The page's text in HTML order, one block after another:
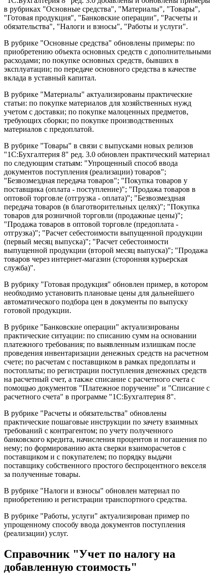
в рубриках "Основные средства", "Материалы", "Товары",
"Готовая продукция", "Банковские операции", "Расчеты и
обязательства", "Налоги и взносы", "Работы и услуги".
В рубрике "Основные средства" обновлены примеры: по
приобретению объекта основных средств с дополнительными
расходами; по покупке основных средств, бывших в
эксплуатации; по передаче основного средства в качестве
вклада в уставный капитал.
В рубрике "Материалы" актуализированы практические
статьи: по покупке материалов для хозяйственных нужд
учетом с доставки; по покупке малоценных предметов,
требующих сборки; по покупке производственных
материалов с предоплатой.
В рубрике "Товары" в связи с выпусками новых релизов
"1С:Бухгалтерия 8" ред. 3.0 обновлен практический материал
по следующим статьям: "Упрощенный способ ввода
документов поступления (реализации) товаров";
"Безвозмездная передача товаров"; "Покупка товаров у
поставщика (оплата - поступление)"; "Продажа товаров в
оптовой торговле (отгрузка - оплата)"; "Безвозмездная
передача товаров (в благотворительных целях)"; "Покупка
товаров для розничной торговли (продажные цены)";
"Продажа товаров в оптовой торговле (предоплата -
отгрузка)"; "Расчет себестоимости выпущенной продукции
(первый месяц выпуска)"; "Расчет себестоимости
выпущенной продукции (второй месяц выпуска)"; "Продажа
товаров через интернет-магазин (сторонняя курьерская
служба)".
В рубрику "Готовая продукция" обновлен пример, в котором
необходимо установить плановые цены для дальнейшего
автоматического подбора цен в документы по выпуску
готовой продукции.
В рубрике "Банковские операции" актуализированы
практические ситуации: по списанию сумм на основании
платежного требования; по выявленным излишкам после
проведения инвентаризации денежных средств на расчетном
счете; по расчетам с поставщиком в рамках предоплаты и
постоплаты; по регистрации поступления денежных средств
на расчетный счет, а также списание с расчетного счета с
помощью документов "Платежное поручение" и "Списание с
расчетного счета" в программе "1С:Бухгалтерия 8".
В рубрике "Расчеты и обязательства" обновлены
практические пошаговые инструкции по зачету взаимных
требований с контрагентом; по учету полученного
банковского кредита, начисления процентов и погашения по
нему; по формированию акта сверки взаиморасчетов с
поставщиком и с покупателем; по порядку выдачи
поставщику собственного простого беспроцентного векселя
за полученные товары.
В рубрике "Налоги и взносы" обновлен материал по
приобретению и регистрации транспортного средства.
В рубрике "Работы, услуги" актуализирован пример по
упрощенному способу ввода документов поступления
(реализации) услуг.
Справочник "Учет по налогу на
добавленную стоимость"